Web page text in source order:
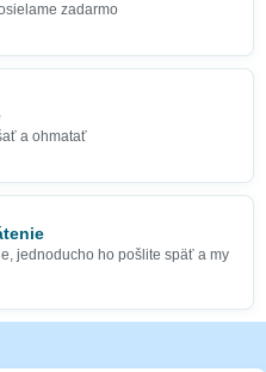
zadarmo
a ohmatať
jednoducho ho pošlite späť a my